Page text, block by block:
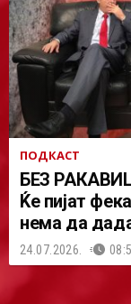
ПОДКАСТ
БЕЗ
Ќе пијат
нема да
24.07.2026.